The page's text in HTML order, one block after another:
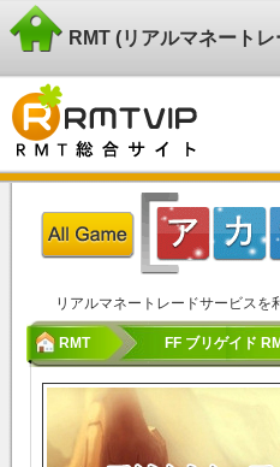
RMT (リアルマネート
リアルマネートレードサービス
RMT FF ブリゲイド